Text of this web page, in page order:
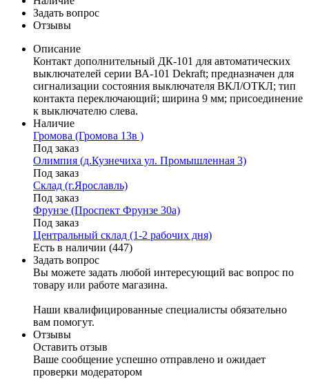
Задать вопрос
Отзывы
Описание
Контакт дополнительный ДК-101 для автоматических
выключателей серии ВА-101 Dekraft; предназначен для
сигнализации состояния выключателя ВКЛ/ОТКЛ; тип
контакта переключающий; ширина 9 мм; присоединение
к выключателю слева.
Наличие
Громова (Громова 13в )
Под заказ
Олимпия (д.Кузнечиха ул. Промышленная 3)
Под заказ
Склад (г.Ярославль)
Под заказ
Фрунзе (Проспект Фрунзе 30а)
Под заказ
Центральный склад (1-2 рабочих дня)
Есть в наличии (447)
Задать вопрос
Вы можете задать любой интересующий вас вопрос по
товару или работе магазина.
Наши квалифицированные специалисты обязательно
вам помогут.
Отзывы
Оставить отзыв
Ваше сообщение успешно отправлено и ожидает
проверки модератором